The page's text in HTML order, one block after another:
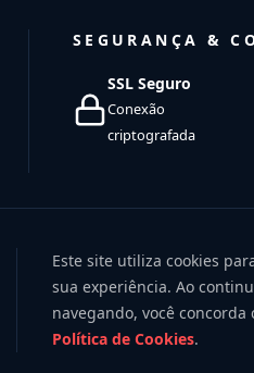
SEGURANÇA &
SSL Seguro
Conexão
criptografada
Este site utiliza cookies
sua experiência. Ao
navegando, você concorda
Política de Cookies.